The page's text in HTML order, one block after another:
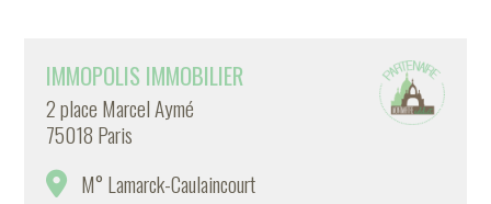
IMMOPOLIS IMMOBILIER
2 place Marcel Aymé
75018 Paris
M° Lamarck-Caulaincourt